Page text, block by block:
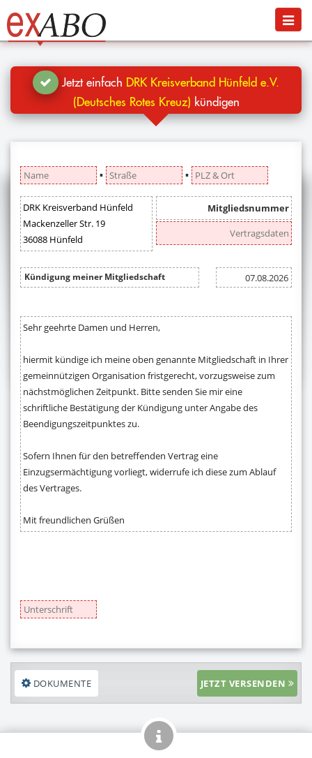
Jetzt kündigen
Blog
Hilfe
Anmelden
Menü
Jetzt einfach DRK Kreisverband Hünfeld e.V.
(Deutsches Rotes Kreuz) kündigen
▪ ▪
DOKUMENTE JETZT VERSENDEN